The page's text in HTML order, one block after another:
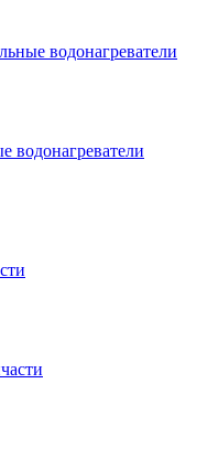
водонагреватели
водонагреватели